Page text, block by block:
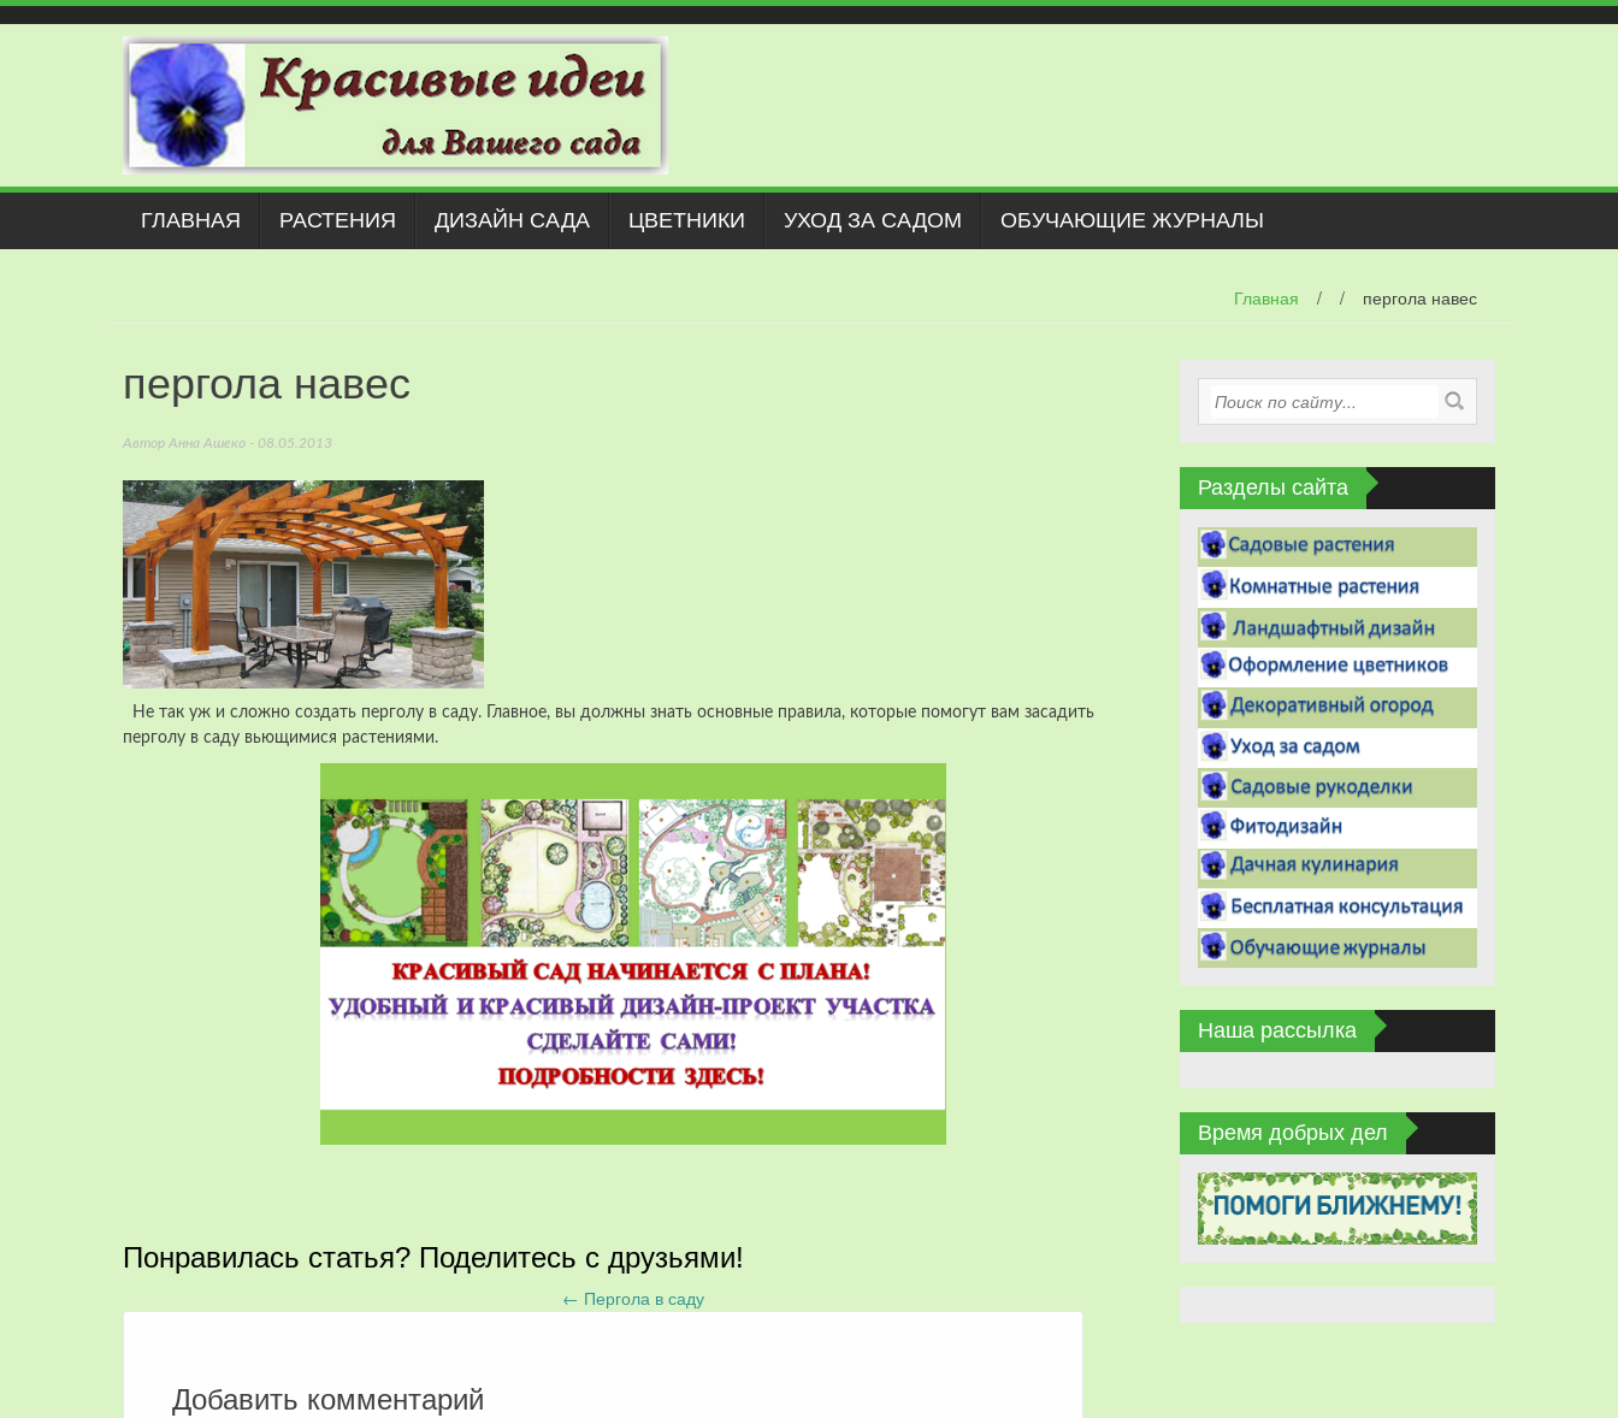
Наверх
ГЛАВНАЯ РАСТЕНИЯ ДИЗАЙН САДА ЦВЕТНИКИ УХОД ЗА САДОМ ОБУЧАЮЩИЕ ЖУРНАЛЫ
Главная / / пергола навес
пергола навес
Автор Анна Ашеко - 08.05.2013
Не так уж и сложно создать перголу в саду. Главное, вы должны знать основные правила, которые помогут вам засадить
перголу в саду вьющимися растениями.
Понравилась статья? Поделитесь с друзьями!
навигация
← Пергола в саду
Добавить комментарий
Разделы сайта
Наша рассылка
Время добрых дел